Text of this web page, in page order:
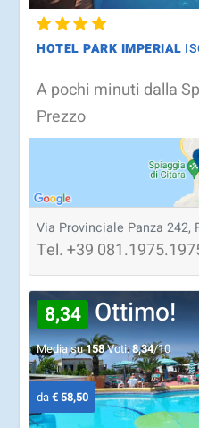
HOTEL PARK IMPERIAL
A pochi minuti dalla
Prezzo
Via Provinciale Panza 242,
Tel.+39
8,34 Ottimo!
Media su158Voti:8,34/10
da€ 58,50